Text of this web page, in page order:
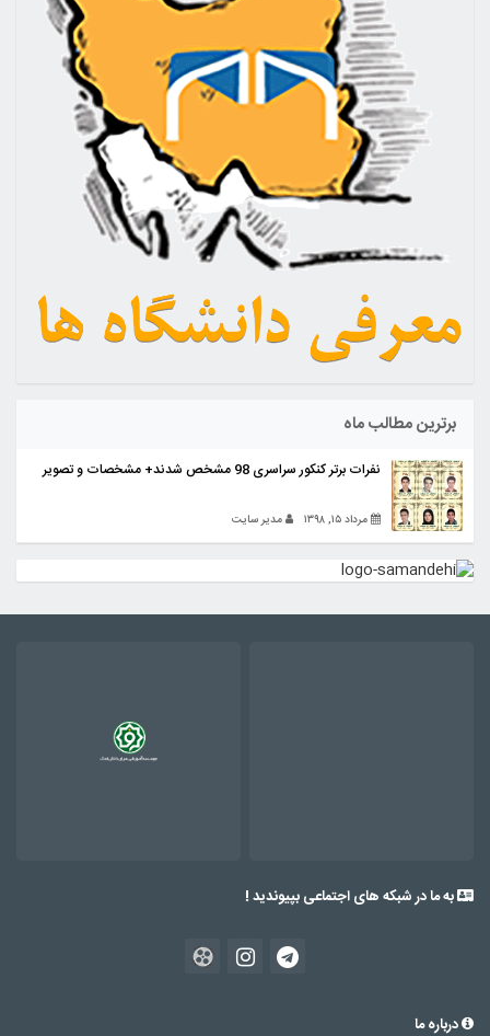
برترین مطالب ماه
نفرات برتر کنکور سراسری 98 مشخص شدند+ مشخصات و تصویر
مرداد ۱۵, ۱۳۹۸ مدیر سایت
به ما در شبکه های اجتماعی بپیوندید !
درباره ما